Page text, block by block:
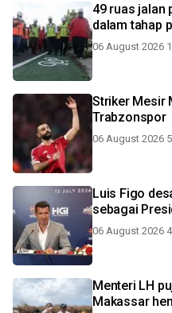
49 ruas jalan
dalam tahap
06 August 2026
Striker Mesir
Trabzonspor
06 August 2026
Luis Figo
sebagai
06 August 2026
Menteri LH